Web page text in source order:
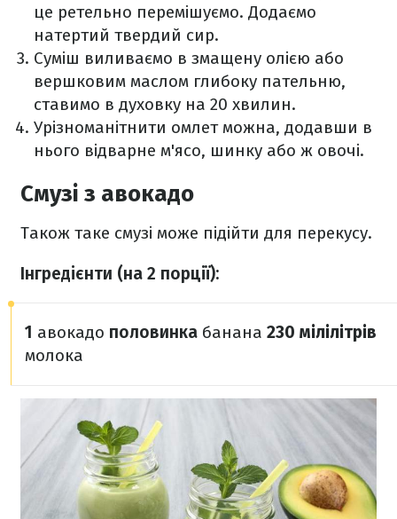
це ретельно перемішуємо. Додаємо
натертий твердий сир.
Суміш виливаємо в змащену олією або
вершковим маслом глибоку пательню,
ставимо в духовку на 20 хвилин.
Урізноманітнити омлет можна, додавши в
нього відварне м'ясо, шинку або ж овочі.
Смузі з авокадо
Також таке смузі може підійти для перекусу.
Інгредієнти (на 2 порції):
1 авокадо половинка банана 230 мілілітрів
молока